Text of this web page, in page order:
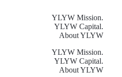
YLYW Mission.
YLYW Capital.
About YLYW
YLYW Mission.
YLYW Capital.
About YLYW